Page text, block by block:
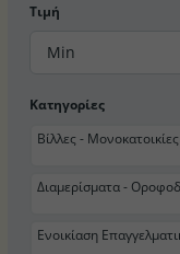
Τιμή
Min
Κατηγορίες
Βίλλες -
Διαμερίσματα -
Ενοικίαση